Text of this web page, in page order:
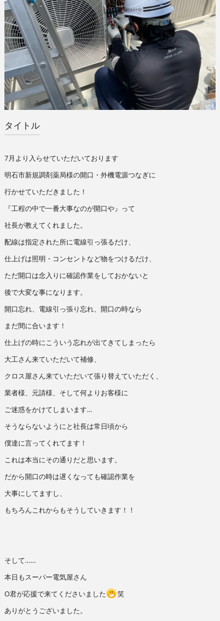
タイトル
7月より入らせていただいております
明石市新規調剤薬局様の開口・外機電源つなぎに
行かせていただきました！
『工程の中で一番大事なのが開口や』って
社長が教えてくれました。
配線は指定された所に電線引っ張るだけ、
仕上げは照明・コンセントなど物をつけるだけ、
ただ開口は念入りに確認作業をしておかないと
後で大変な事になります。
開口忘れ、電線引っ張り忘れ、開口の時なら
まだ間に合います！
仕上げの時にこういう忘れが出てきてしまったら
大工さん来ていただいて補修、
クロス屋さん来ていただいて張り替えていただく、
業者様、元請様、そして何よりお客様に
ご迷惑をかけてしまいます…
そうならないようにと社長は常日頃から
僕達に言ってくれてます！
これは本当にその通りだと思います。
だから開口の時は遅くなっても確認作業を
大事にしてますし、
もちろんこれからもそうしていきます！！
そして……
本日もスーパー電気屋さん
O君が応援で来てくださいました
笑
ありがとうございました。